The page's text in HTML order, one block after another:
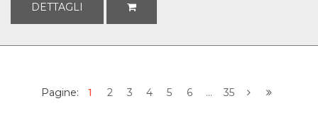
DETTAGLI
Pagine: 1 2 3 4 5 6 ... 35